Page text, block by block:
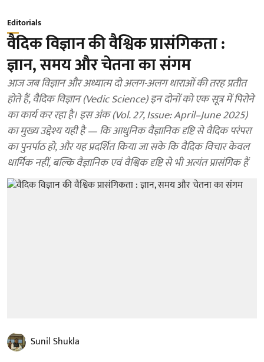
Editorials
वैदिक विज्ञान की वैश्विक प्रासंगिकता :
ज्ञान, समय और चेतना का संगम
आज जब विज्ञान और अध्यात्म दो अलग-अलग धाराओं की तरह प्रतीत
होते हैं, वैदिक विज्ञान (Vedic Science) इन दोनों को एक सूत्र में पिरोने
का कार्य कर रहा है। इस अंक (Vol. 27, Issue: April–June 2025)
का मुख्य उद्देश्य यही है — कि आधुनिक वैज्ञानिक दृष्टि से वैदिक परंपरा
का पुनर्पाठ हो, और यह प्रदर्शित किया जा सके कि वैदिक विचार केवल
धार्मिक नहीं, बल्कि वैज्ञानिक एवं वैश्विक दृष्टि से भी अत्यंत प्रासंगिक हैं
Sunil Shukla